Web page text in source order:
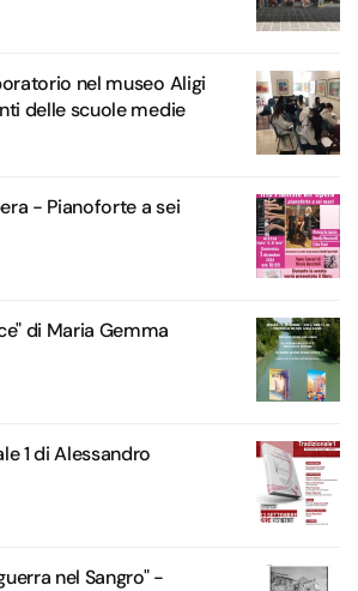
nel museo Aligi
delle scuole medie
- Pianoforte a sei
di Maria Gemma
1 di Alessandro
nel Sangro" -